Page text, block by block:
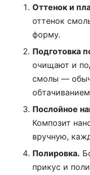
Оттенок и
оттенок
форму.
Подготовка
очищают и
смолы —
Послойное
Композит
вручную,
Полировка.
прикус и